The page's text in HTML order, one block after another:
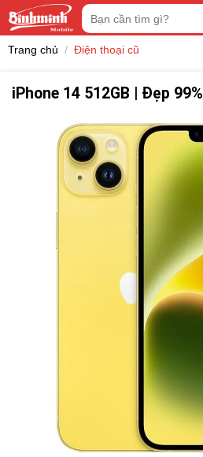
Tìm
kiếm:
Trang chủ / Điện thoại cũ
iPhone 14 512GB | Đẹp 99%